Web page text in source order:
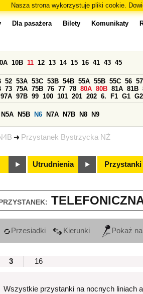
Nasza strona wykorzystuje pliki cookie.
Przystanek Bystrzycka NŻ
Dla pasażera Bilety Komunikaty
10B 11 12 13 14 15 16 41 43 45
52 53A 53C 53B 54B 55A 55B 55C 56 57
73 75A 75B 76 77 78 80A 80B 81A 81B
97A 97B 99 100 101 201 202 6. F1 G1 G2
N5A N5B N6 N7A N7B N8 N9
Utrudnienia Przystanki
Przesiadki Kierunki Pokaż
3
16
Wszystkie przystanki na nocnych liniach